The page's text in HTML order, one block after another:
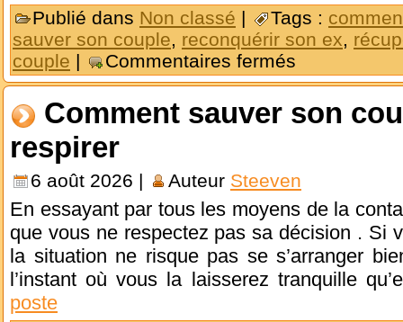
Publié dans Non classé | Tags :
sauver son couple, reconquérir son ex,
couple | Commentaires fermés
Comment sauver son
respirer
6 août 2026 | Auteur Steeven
En essayant par tous les moyens de la
que vous ne respectez pas sa décision . Si
la situation ne risque pas se s’arranger
l’instant où vous la laisserez tranquille
poste